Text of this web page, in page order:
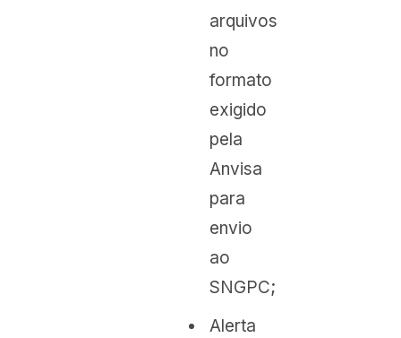
arquivos
no
formato
exigido
pela
Anvisa
para
envio
ao
SNGPC;
Alerta